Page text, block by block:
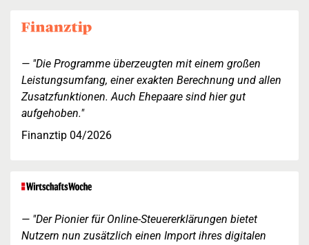
"Die Programme überzeugten mit einem großen
Leistungsumfang, einer exakten Berechnung und allen
Zusatzfunktionen. Auch Ehepaare sind hier gut
aufgehoben."
Finanztip 04/2026
"Der Pionier für Online-Steuererklärungen bietet
Nutzern nun zusätzlich einen Import ihres digitalen